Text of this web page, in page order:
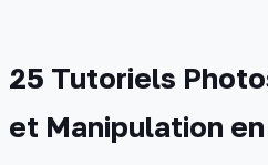
25 Tutoriels
et Manipulation